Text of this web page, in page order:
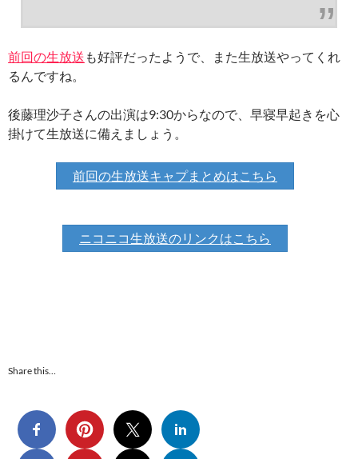
前回の生放送 も好評だったようで、また生放送やってくれ
るんですね。
後藤理沙子さんの出演は9:30からなので、早寝早起きを心
掛けて生放送に備えましょう。
前回の生放送キャプまとめはこちら
ニコニコ生放送のリンクはこちら
Share this…